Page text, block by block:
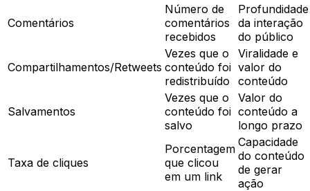
Comentários
Número de
comentários
recebidos
Profundidade
da interação
do público
Compartilhamentos/Retweets
Vezes que o
conteúdo foi
redistribuído
Viralidade e
valor do
conteúdo
Salvamentos
Vezes que o
conteúdo foi
salvo
Valor do
conteúdo a
longo prazo
Taxa de cliques
Porcentagem
que clicou
em um link
Capacidade
do conteúdo
de gerar
ação